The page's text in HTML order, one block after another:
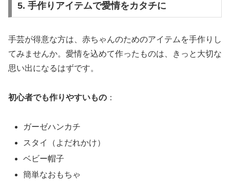
5. 手作りアイテムで愛情をカタチに
手芸が得意な方は、赤ちゃんのためのアイテムを手作りし
てみませんか。愛情を込めて作ったものは、きっと大切な
思い出になるはずです。
初心者でも作りやすいもの ：
ガーゼハンカチ
スタイ（よだれかけ）
ベビー帽子
簡単なおもちゃ